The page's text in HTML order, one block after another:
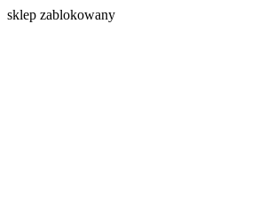
sklep zablokowany